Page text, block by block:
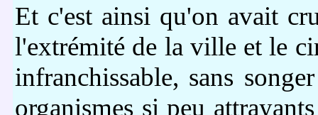
Et c'est ainsi qu'on avait
l'extrémité de la ville et le
infranchissable, sans
organismes si peu